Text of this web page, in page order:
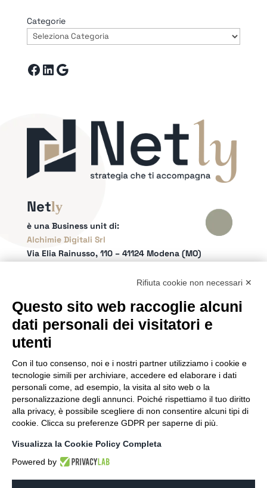
Categorie
Facebook
LinkedIn
Google
Netly
è una Business unit di:
Alchimie Digitali Srl
Via Elia Rainusso, 110 – 41124 Modena (MO)
REA Modena 01/02/2005 N. 346879
Email:info@netly.it
PEC:alchimiedigitali@pec.adigitali.it
Sitemap
SEGUICI SUI SOCIAL
SIAMO PARTNER DI
Rifiuta cookie non necessari ✕
Questo sito web raccoglie alcuni
dati personali dei visitatori e
utenti
Con il tuo consenso, noi e i nostri partner utilizziamo i cookie e
tecnologie simili per archiviare, accedere ed elaborare i dati
personali come, ad esempio, la visita al sito web o la
personalizzazione degli annunci. Poiché rispettiamo il tuo diritto
alla privacy, è possibile scegliere di non consentire alcuni tipi di
cookie. Clicca su preferenze GDPR per saperne di più.
Visualizza la Cookie Policy Completa
Powered by